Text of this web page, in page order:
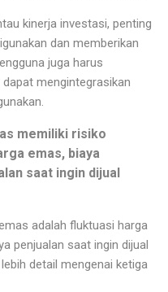
kinerja investasi, penting
dan memberikan
juga harus
mengintegrasikan
memiliki risiko
emas, biaya
saat ingin dijual
adalah fluktuasi harga
penjualan saat ingin dijual
detail mengenai ketiga